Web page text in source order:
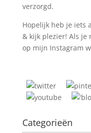
verzorgd.
Hopelijk heb je iets
& kijk plezier! Als je
op mijn Instagram
Categorieën